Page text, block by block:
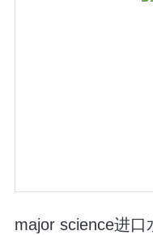
major science进